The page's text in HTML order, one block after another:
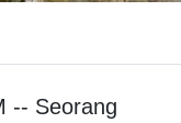
-- Seorang